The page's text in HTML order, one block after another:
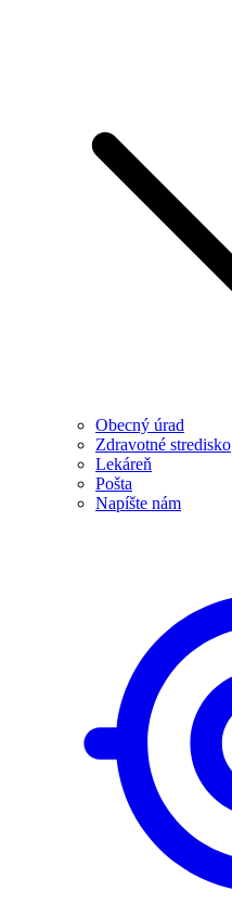
Obecný úrad
Zdravotné stredisko
Lekáreň
Pošta
Napíšte nám